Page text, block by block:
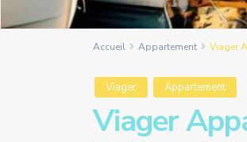
Accueil Appartement Viager
Viager Appartement
Viager